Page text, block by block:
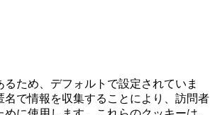
ため、デフォルトで設定されていま
で情報を収集することにより、訪問者